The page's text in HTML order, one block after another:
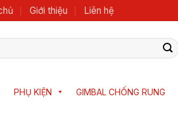
Giới thiệu Liên hệ
PHỤ KIỆN GIMBAL CHỐNG RUNG